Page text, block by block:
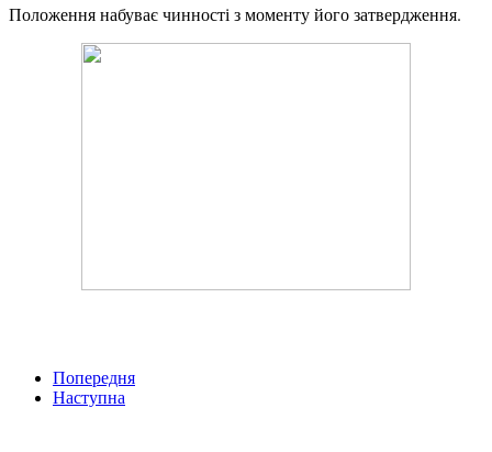
Положення набуває чинності з моменту його затвердження.
Попередня
Наступна